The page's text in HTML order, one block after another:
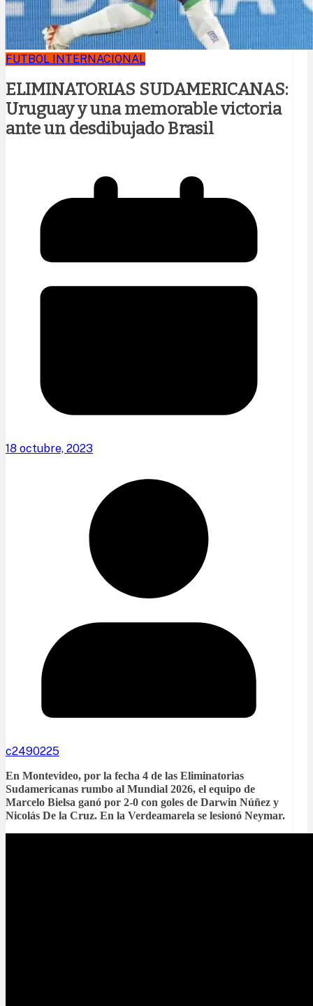
FUTBOL INTERNACIONAL
ELIMINATORIAS SUDAMERICANAS:
Uruguay y una memorable victoria
ante un desdibujado Brasil
18 octubre, 2023
c2490225
En Montevideo, por la fecha 4 de las Eliminatorias
Sudamericanas rumbo al Mundial 2026, el equipo de
Marcelo Bielsa ganó por 2-0 con goles de Darwin Núñez y
Nicolás De la Cruz. En la Verdeamarela se lesionó Neymar.